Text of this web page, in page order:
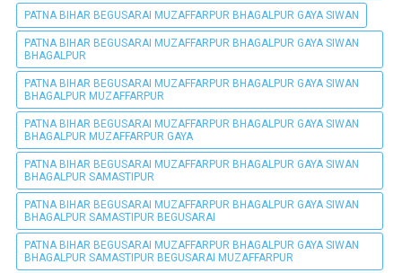
PATNA BIHAR BEGUSARAI MUZAFFARPUR BHAGALPUR GAYA SIWAN
PATNA BIHAR BEGUSARAI MUZAFFARPUR BHAGALPUR GAYA SIWAN
BHAGALPUR
PATNA BIHAR BEGUSARAI MUZAFFARPUR BHAGALPUR GAYA SIWAN
BHAGALPUR MUZAFFARPUR
PATNA BIHAR BEGUSARAI MUZAFFARPUR BHAGALPUR GAYA SIWAN
BHAGALPUR MUZAFFARPUR GAYA
PATNA BIHAR BEGUSARAI MUZAFFARPUR BHAGALPUR GAYA SIWAN
BHAGALPUR SAMASTIPUR
PATNA BIHAR BEGUSARAI MUZAFFARPUR BHAGALPUR GAYA SIWAN
BHAGALPUR SAMASTIPUR BEGUSARAI
PATNA BIHAR BEGUSARAI MUZAFFARPUR BHAGALPUR GAYA SIWAN
BHAGALPUR SAMASTIPUR BEGUSARAI MUZAFFARPUR